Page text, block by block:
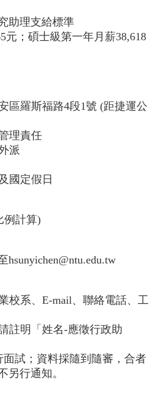
助理支給標準
元；碩士級第一年月薪38,618
區羅斯福路4段1號 (距捷運公
理責任
派
國定假日
例計算)
校系、E-mail、聯絡電話、工
註明「姓名-應徵行政助
面試；資料採隨到隨審，合者
另行通知。